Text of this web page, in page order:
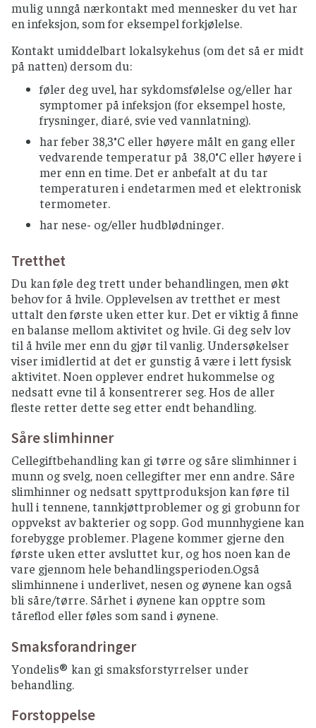
mulig unngå nærkontakt med mennesker du vet har
en infeksjon, som for eksempel forkjølelse.
Kontakt umiddelbart lokalsykehus (om det så er midt
på natten) dersom du:
føler deg uvel, har sykdomsfølelse og/eller har
symptomer på infeksjon (for eksempel hoste,
frysninger, diaré, svie ved vannlatning).
har feber 38,3°C eller høyere målt en gang eller
vedvarende temperatur på 38,0°C eller høyere i
mer enn en time. Det er anbefalt at du tar
temperaturen i endetarmen med et elektronisk
termometer.
har nese- og/eller hudblødninger.
Tretthet
Du kan føle deg trett under behandlingen, men økt
behov for å hvile. Opplevelsen av tretthet er mest
uttalt den første uken etter kur. Det er viktig å finne
en balanse mellom aktivitet og hvile. Gi deg selv lov
til å hvile mer enn du gjør til vanlig. Undersøkelser
viser imidlertid at det er gunstig å være i lett fysisk
aktivitet. Noen opplever endret hukommelse og
nedsatt evne til å konsentrerer seg. Hos de aller
fleste retter dette seg etter endt behandling.
Såre slimhinner
Cellegiftbehandling kan gi tørre og såre slimhinner i
munn og svelg, noen cellegifter mer enn andre. Såre
slimhinner og nedsatt spyttproduksjon kan føre til
hull i tennene, tannkjøttproblemer og gi grobunn for
oppvekst av bakterier og sopp. God munnhygiene kan
forebygge problemer. Plagene kommer gjerne den
første uken etter avsluttet kur, og hos noen kan de
vare gjennom hele behandlingsperioden.Også
slimhinnene i underlivet, nesen og øynene kan også
bli såre/tørre. Sårhet i øynene kan opptre som
tåreflod eller føles som sand i øynene.
Smaksforandringer
Yondelis® kan gi smaksforstyrrelser under
behandling.
Forstoppelse